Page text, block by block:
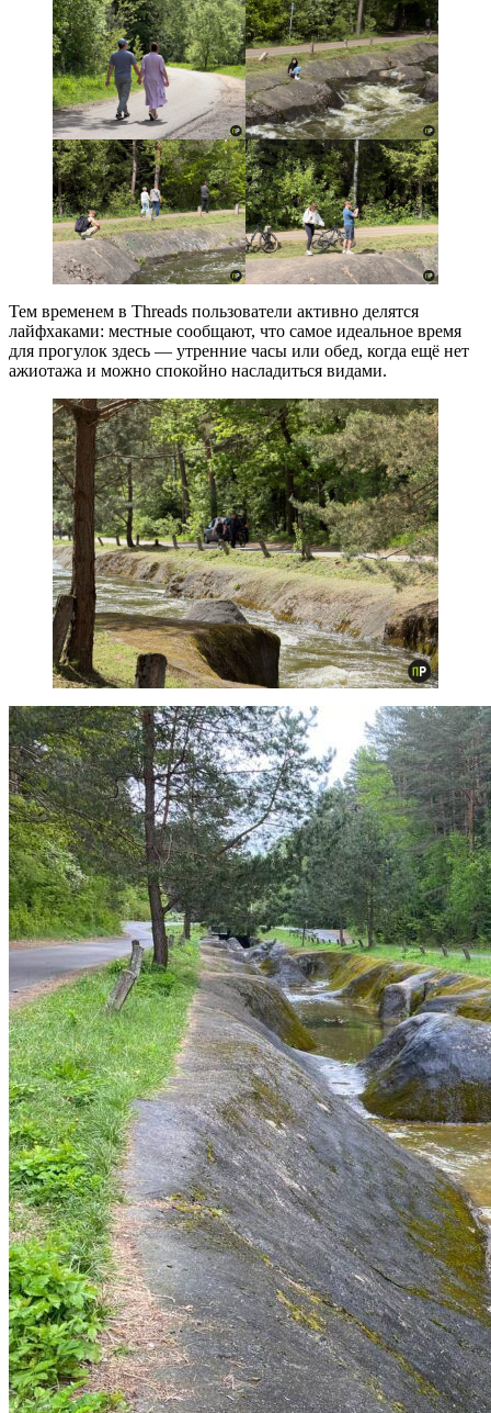
Тем временем в Threads пользователи активно делятся
лайфхаками: местные сообщают, что самое идеальное время
для прогулок здесь — утренние часы или обед, когда ещё нет
ажиотажа и можно спокойно насладиться видами.